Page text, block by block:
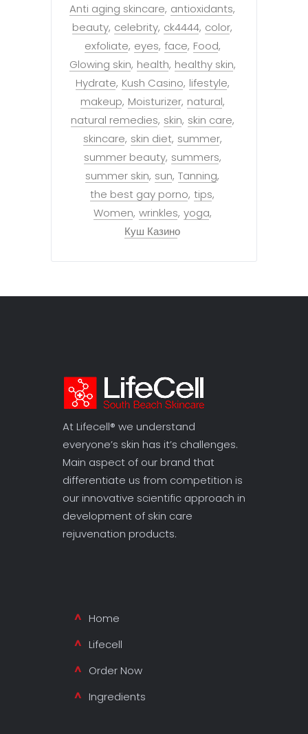
Anti aging skincare antioxidants
beauty celebrity ck4444 color
exfoliate eyes face Food
Glowing skin health healthy skin
Hydrate Kush Casino lifestyle
makeup Moisturizer natural
natural remedies skin skin care
skincare skin diet summer
summer beauty summers
summer skin sun Tanning
the best gay porno tips
Women wrinkles yoga
Куш Казино
At Lifecell® we understand
everyone’s skin has it’s challenges.
Main aspect of our brand that
differentiate us from competition is
our innovative scientific approach in
development of skin care
rejuvenation products.
Home
Lifecell
Order Now
Ingredients